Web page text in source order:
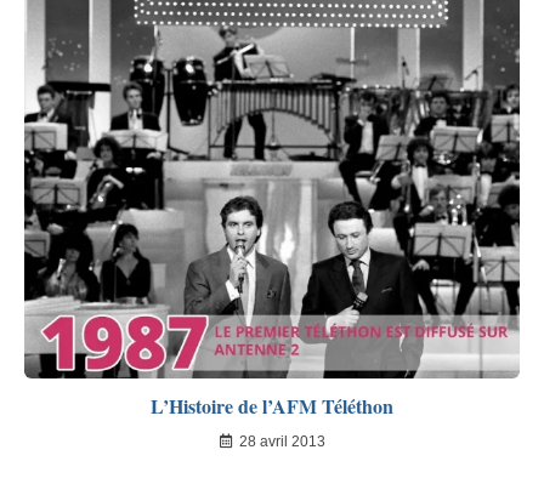
L’Histoire de l’AFM Téléthon
28 avril 2013